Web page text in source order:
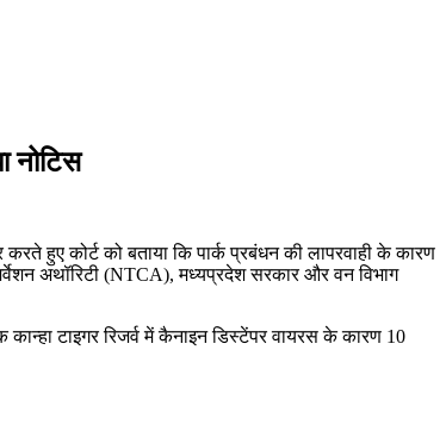
नोटिस
हुए कोर्ट को बताया कि पार्क प्रबंधन की लापरवाही के कारण
अथॉरिटी (NTCA), मध्यप्रदेश सरकार और वन विभाग
टाइगर रिजर्व में कैनाइन डिस्टेंपर वायरस के कारण 10